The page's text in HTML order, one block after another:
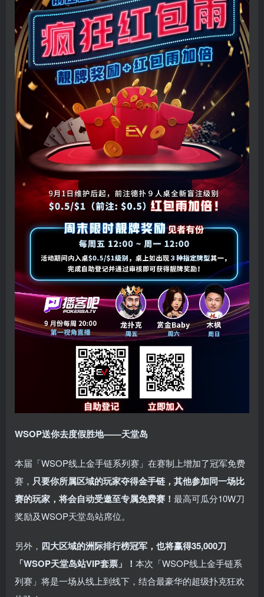
WSOP送你去度假胜地——天堂岛
本届「WSOP线上金手链系列赛」在赛制上增加了冠军免费
赛， 只要你所属区域的玩家夺得金手链，其他参加同一场比
赛的玩家，将会自动受邀至专属免费赛！ 最高可瓜分10W刀
奖励及WSOP天堂岛站席位。
另外， 四大区域的洲际排行榜冠军，也将赢得35,000刀
「WSOP天堂岛站VIP套票」！ 本次「WSOP线上金手链系
列赛」将是一场从线上到线下，结合最豪华的超级扑克狂欢